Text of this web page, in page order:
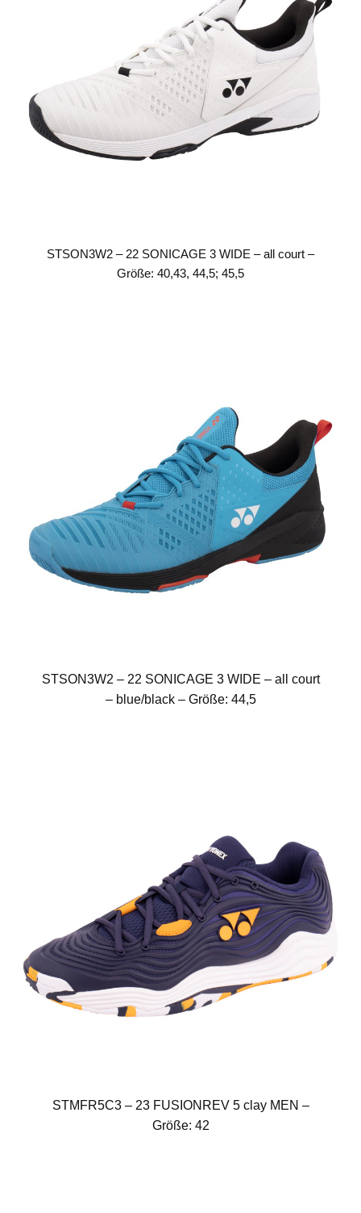
STSON3W2 – 22 SONICAGE 3 WIDE – all court –
Größe: 40,43, 44,5; 45,5
STSON3W2 – 22 SONICAGE 3 WIDE – all court
– blue/black – Größe: 44,5
STMFR5C3 – 23 FUSIONREV 5 clay MEN –
Größe: 42